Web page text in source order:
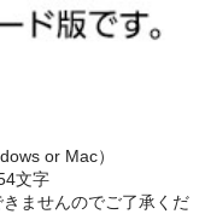
or Mac）
文字
ませんのでご了承くだ